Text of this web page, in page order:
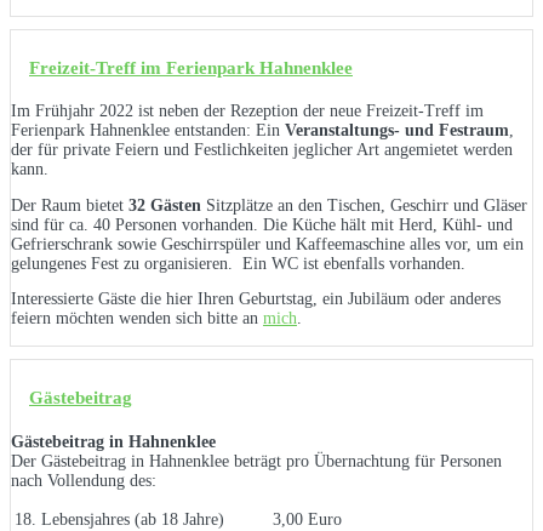
Freizeit-Treff im Ferienpark Hahnenklee
Im Frühjahr 2022 ist neben der Rezeption der neue Freizeit-Treff im
Ferienpark Hahnenklee entstanden: Ein Veranstaltungs- und Festraum,
der für private Feiern und Festlichkeiten jeglicher Art angemietet werden
kann.
Der Raum bietet 32 Gästen Sitzplätze an den Tischen, Geschirr und Gläser
sind für ca. 40 Personen vorhanden. Die Küche hält mit Herd, Kühl- und
Gefrierschrank sowie Geschirrspüler und Kaffeemaschine alles vor, um ein
gelungenes Fest zu organisieren. Ein WC ist ebenfalls vorhanden.
Interessierte Gäste die hier Ihren Geburtstag, ein Jubiläum oder anderes
feiern möchten wenden sich bitte an mich.
Gästebeitrag
Gästebeitrag in Hahnenklee
Der Gästebeitrag in Hahnenklee beträgt pro Übernachtung für Personen
nach Vollendung des:
18. Lebensjahres (ab 18 Jahre)
3,00 Euro